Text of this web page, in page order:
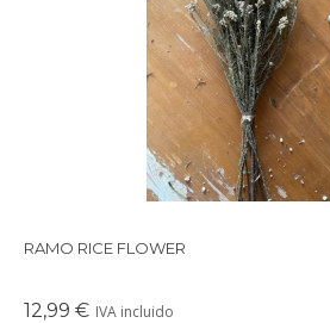
Precioso ramo de flores secas en tonos
perfectos para crear un ambiente
RAMO RICE FLOWER
12,99 € IVA incluido